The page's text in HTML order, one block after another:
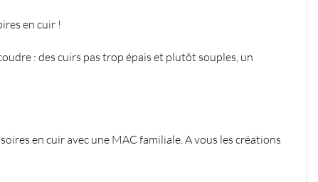
en cuir !
: des cuirs pas trop épais et plutôt souples, un
en cuir avec une MAC familiale. A vous les créations